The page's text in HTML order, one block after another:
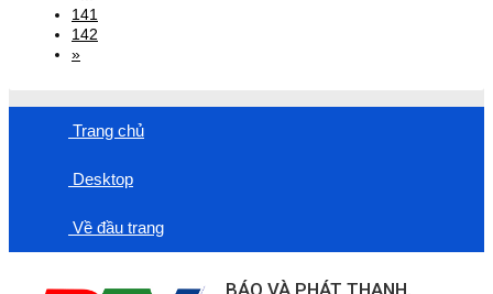
141
142
»
Trang chủ
Desktop
Về đầu trang